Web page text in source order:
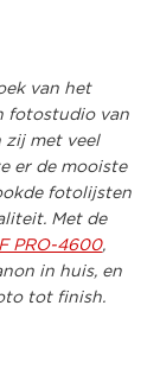
van het
fotostudio van
zij met veel
er de mooiste
fotolijsten
Met de
PRO-4600,
in huis, en
tot finish.